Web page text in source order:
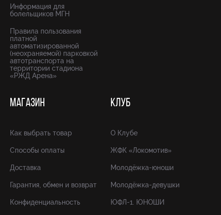
Информация для
болельщиков МГН
Правила пользования
платной
автоматизированной
(неохраняемой) парковкой
автотранспорта на
территории стадиона
«РЖД Арена»
МАГАЗИН
Как выбрать товар
Способы оплаты
Доставка
Гарантия, обмен и возврат
Конфиденциальность
КЛУБ
О Клубе
ЖФК «Локомотив»
Молодёжка-юноши
Молодёжка-девушки
ЮФЛ-1. ЮНОШИ